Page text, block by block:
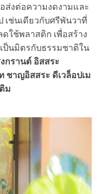
ส่งต่อความงดงามและ
ช่นเดียวกับศรีพันวาที่
ดใช้พลาสติก เพื่อสร้าง
ป็นมิตรกับธรรมชาติใน
กรานต์ อิสสระ
ชาญอิสสระ ดีเวล็อปเม
ม